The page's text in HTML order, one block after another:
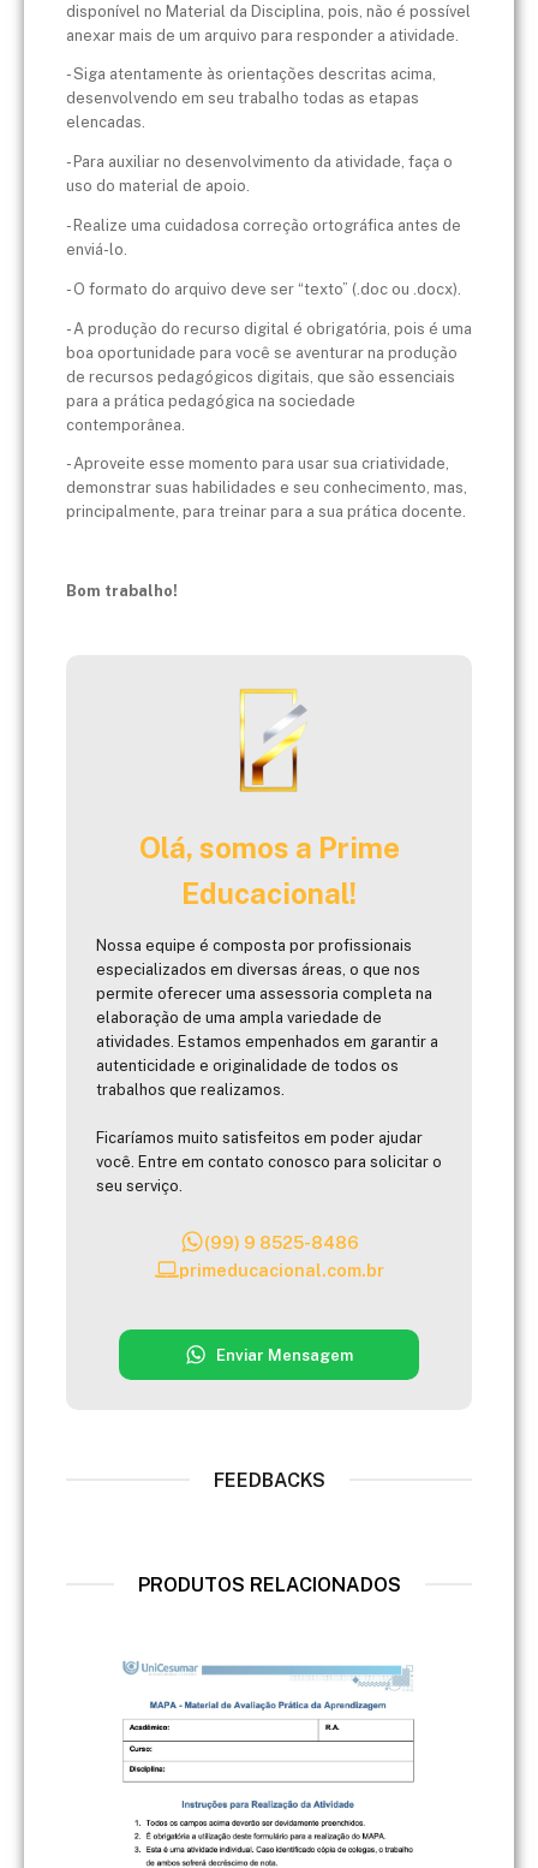
disponível no Material da Disciplina, pois, não é possível
anexar mais de um arquivo para responder a atividade.
- Siga atentamente às orientações descritas acima,
desenvolvendo em seu trabalho todas as etapas
elencadas.
- Para auxiliar no desenvolvimento da atividade, faça o
uso do material de apoio.
- Realize uma cuidadosa correção ortográfica antes de
enviá-lo.
- O formato do arquivo deve ser “texto” (.doc ou .docx).
- A produção do recurso digital é obrigatória, pois é uma
boa oportunidade para você se aventurar na produção
de recursos pedagógicos digitais, que são essenciais
para a prática pedagógica na sociedade
contemporânea.
- Aproveite esse momento para usar sua criatividade,
demonstrar suas habilidades e seu conhecimento, mas,
principalmente, para treinar para a sua prática docente.
Bom trabalho!
Olá, somos a Prime
Educacional!
Nossa equipe é composta por profissionais
especializados em diversas áreas, o que nos
permite oferecer uma assessoria completa na
elaboração de uma ampla variedade de
atividades. Estamos empenhados em garantir a
autenticidade e originalidade de todos os
trabalhos que realizamos.
Ficaríamos muito satisfeitos em poder ajudar
você. Entre em contato conosco para solicitar o
seu serviço.
(99) 9 8525-8486
primeducacional.com.br
Enviar Mensagem
FEEDBACKS
PRODUTOS RELACIONADOS